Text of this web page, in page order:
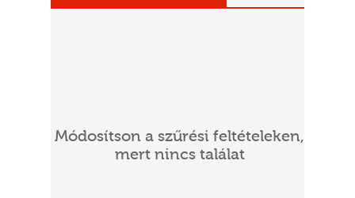
Módosítson a szűrési feltételeken,
mert nincs találat